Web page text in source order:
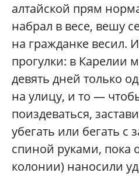
алтайской прям
набрал в весе, вешу
на гражданке весил.
прогулки: в Карелии
девять дней только
на улицу, и то —
поиздеваться,
убегать или бегать с
спиной руками, пока
колонии) наносили